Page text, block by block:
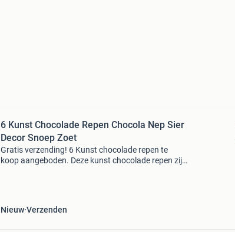
6 Kunst Chocolade Repen Chocola Nep Sier
Decor Snoep Zoet
Gratis verzending! 6 Kunst chocolade repen te
koop aangeboden. Deze kunst chocolade repen zijn
Nieuw Verzenden